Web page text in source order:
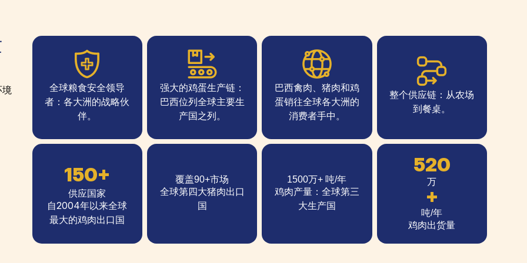
境
全球粮食安全领导
者：各大洲的战略伙
伴。
强大的鸡蛋生产链：
巴西位列全球主要生
产国之列。
巴西禽肉、猪肉和鸡
蛋销往全球各大洲的
消费者手中。
整个供应链：从农场
到餐桌。
150+
供应国家
自2004年以来全球
最大的鸡肉出口国
覆盖90+市场
全球第四大猪肉出口
国
1500万+ 吨/年
鸡肉产量：全球第三
大生产国
520
万
+
吨/年
鸡肉出货量